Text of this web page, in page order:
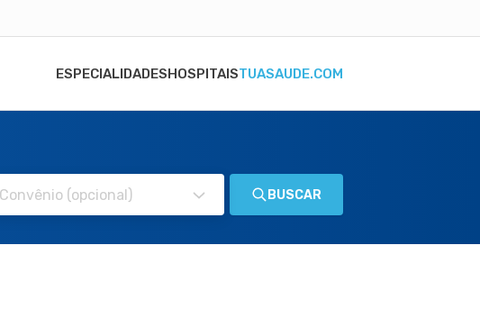
ESPECIALIDADESHOSPITAISTUASAUDE.COM
BUSCAR